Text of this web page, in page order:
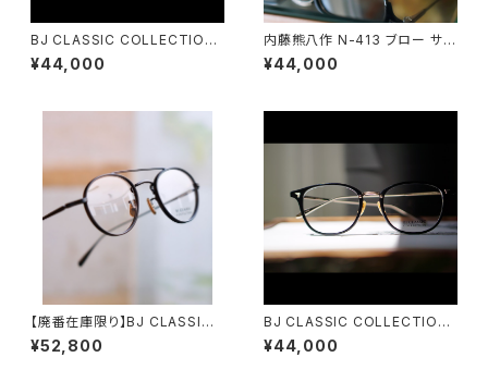
BJ CLASSIC COLLECTION
COM-551A IT BJクラシック
¥44,000
内藤熊八作 N-413 ブロー サー
モント クラウンパント
¥44,000
【廃番在庫限り】BJ CLASSIC
COLLECTION PREM-114WR
NT BJクラシック ツーブリッジ
¥52,800
BJ CLASSIC COLLECTION
COM-548NT 51 BJクラシック
サイズアップモデル
¥44,000